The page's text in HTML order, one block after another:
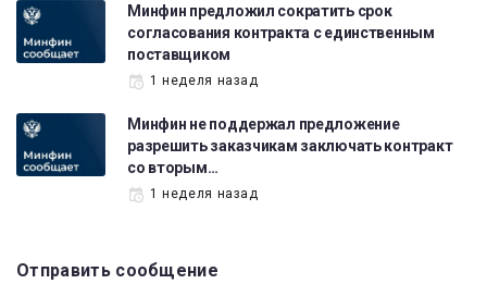
Минфин предложил сократить срок
согласования контракта с единственным
поставщиком
1 неделя назад
Минфин не поддержал предложение
разрешить заказчикам заключать контракт
со вторым…
1 неделя назад
Отправить сообщение